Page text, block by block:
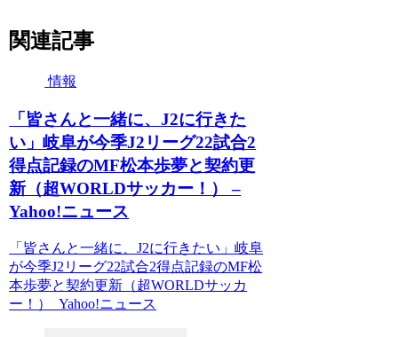
関連記事
情報
「皆さんと一緒に、J2に行きた
い」岐阜が今季J2リーグ22試合2
得点記録のMF松本歩夢と契約更
新（超WORLDサッカー！） –
Yahoo!ニュース
「皆さんと一緒に、J2に行きたい」岐阜
が今季J2リーグ22試合2得点記録のMF松
本歩夢と契約更新（超WORLDサッカ
ー！） Yahoo!ニュース